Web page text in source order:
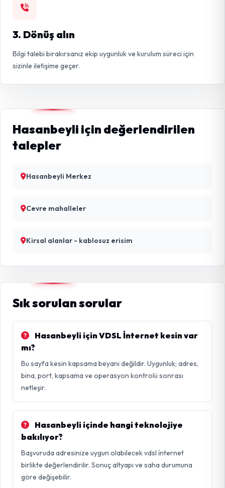
3. Dönüş alın
Bilgi talebi bırakırsanız ekip uygunluk ve kurulum süreci için
sizinle iletişime geçer.
Hasanbeyli için değerlendirilen
talepler
Hasanbeyli Merkez
Cevre mahalleler
Kirsal alanlar - kablosuz erisim
Sık sorulan sorular
Hasanbeyli için VDSL İnternet kesin var
mı?
Bu sayfa kesin kapsama beyanı değildir. Uygunluk; adres,
bina, port, kapsama ve operasyon kontrolü sonrası
netleşir.
Hasanbeyli içinde hangi teknolojiye
bakılıyor?
Başvuruda adresinize uygun olabilecek vdsl i̇nternet
birlikte değerlendirilir. Sonuç altyapı ve saha durumuna
göre değişebilir.